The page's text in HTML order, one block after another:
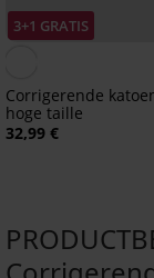
3+1 GRATIS
Corrigerende
hoge taille
32,99 €